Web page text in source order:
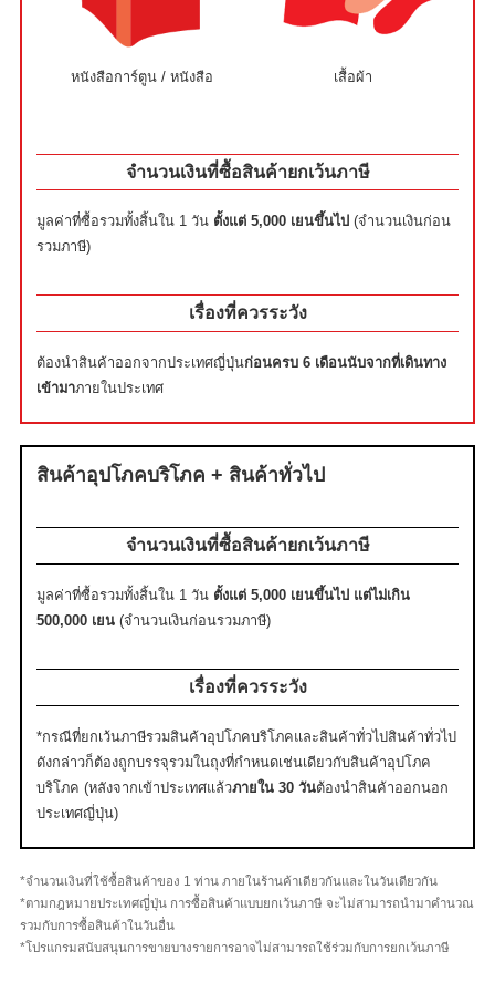
หนังสือการ์ตูน / หนังสือ เสื้อผ้า
จำนวนเงินที่ซื้อสินค้ายกเว้นภาษี
มูลค่าที่ซื้อรวมทั้งสิ้นใน 1 วัน ตั้งแต่ 5,000 เยนขึ้นไป (จำนวนเงินก่อน
รวมภาษี)
เรื่องที่ควรระวัง
ต้องนำสินค้าออกจากประเทศญี่ปุ่นก่อนครบ 6 เดือนนับจากที่เดินทาง
เข้ามาภายในประเทศ
สินค้าอุปโภคบริโภค + สินค้าทั่วไป
จำนวนเงินที่ซื้อสินค้ายกเว้นภาษี
มูลค่าที่ซื้อรวมทั้งสิ้นใน 1 วัน ตั้งแต่ 5,000 เยนขึ้นไป แต่ไม่เกิน
500,000 เยน(จำนวนเงินก่อนรวมภาษี)
เรื่องที่ควรระวัง
*กรณีที่ยกเว้นภาษีรวมสินค้าอุปโภคบริโภคและสินค้าทั่วไปสินค้าทั่วไป
ดังกล่าวก็ต้องถูกบรรจุรวมในถุงที่กำหนดเช่นเดียวกับสินค้าอุปโภค
บริโภค (หลังจากเข้าประเทศแล้วภายใน 30 วันต้องนำสินค้าออกนอก
ประเทศญี่ปุ่น)
*จำนวนเงินที่ใช้ซื้อสินค้าของ 1 ท่าน ภายในร้านค้าเดียวกันและในวันเดียวกัน
*ตามกฎหมายประเทศญี่ปุ่น การซื้อสินค้าแบบยกเว้นภาษี จะไม่สามารถนำมาคำนวณ
รวมกับการซื้อสินค้าในวันอื่น
*โปรแกรมสนับสนุนการขายบางรายการอาจไม่สามารถใช้ร่วมกับการยกเว้นภาษี